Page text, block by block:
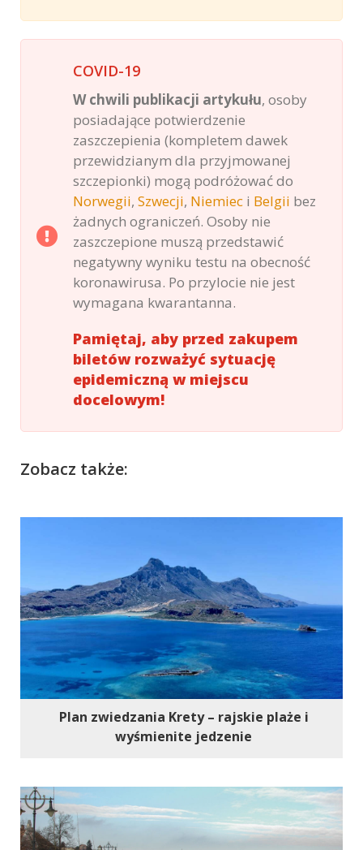
COVID-19
W chwili publikacji artykułu, osoby
posiadające potwierdzenie
zaszczepienia (kompletem dawek
przewidzianym dla przyjmowanej
szczepionki) mogą podróżować do
Norwegii, Szwecji, Niemiec i Belgii bez
żadnych ograniczeń. Osoby nie
zaszczepione muszą przedstawić
negatywny wyniku testu na obecność
koronawirusa. Po przylocie nie jest
wymagana kwarantanna.
Pamiętaj, aby przed zakupem
biletów rozważyć sytuację
epidemiczną w miejscu
docelowym!
Zobacz także:
Plan zwiedzania Krety – rajskie plaże i
wyśmienite jedzenie